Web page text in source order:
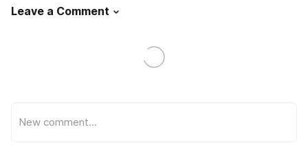
Leave a Comment